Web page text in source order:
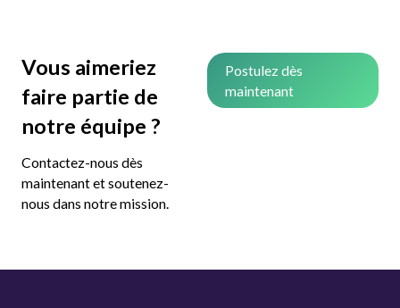
Vous aimeriez
faire partie de
notre équipe ?
Contactez-nous dès
maintenant et soutenez-
nous dans notre mission.
Postulez dès
maintenant